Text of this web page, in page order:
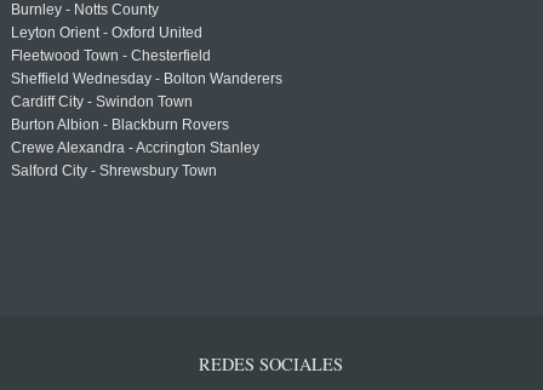
Burnley - Notts County
Leyton Orient - Oxford United
Fleetwood Town - Chesterfield
Sheffield Wednesday - Bolton Wanderers
Cardiff City - Swindon Town
Burton Albion - Blackburn Rovers
Crewe Alexandra - Accrington Stanley
Salford City - Shrewsbury Town
REDES SOCIALES